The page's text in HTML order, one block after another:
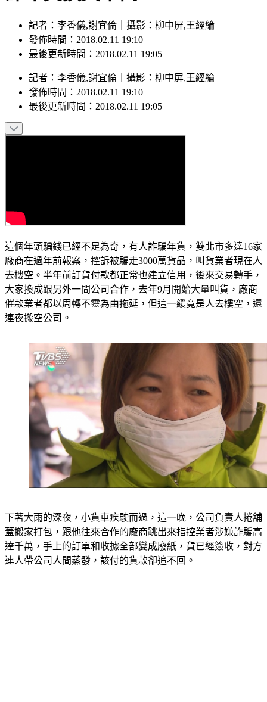
記者：李香儀,謝宜倫｜攝影：柳中屏,王經綸
發佈時間：2018.02.11 19:10
最後更新時間：2018.02.11 19:05
記者 ： 李香儀,謝宜倫 攝影 ： 柳中屏,王經綸
發佈時間： 2018.02.11 19:10
最後更新時間： 2018.02.11 19:05
這個年頭騙錢已經不足為奇，有人詐騙年貨，雙北市多達16家
廠商在過年前報案，控訴被騙走3000萬貨品，叫貨業者現在人
去樓空。半年前訂貨付款都正常也建立信用，後來交易轉手，
大家換成跟另外一間公司合作，去年9月開始大量叫貨，廠商
催款業者都以周轉不靈為由拖延，但這一緩竟是人去樓空，還
連夜搬空公司。
下著大雨的深夜，小貨車疾駛而過，這一晚，公司負責人捲舖
蓋搬家打包，跟他往來合作的廠商跳出來指控業者涉嫌詐騙高
達千萬，手上的訂單和收據全部變成廢紙，貨已經簽收，對方
連人帶公司人間蒸發，該付的貨款卻追不回。